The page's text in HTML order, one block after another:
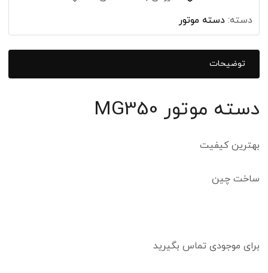
دسته: دسته موتور
توضیحات
دسته موتور MG350
بهترین کیفیت
ساخت چین
برای موجودی تماس بگیرید